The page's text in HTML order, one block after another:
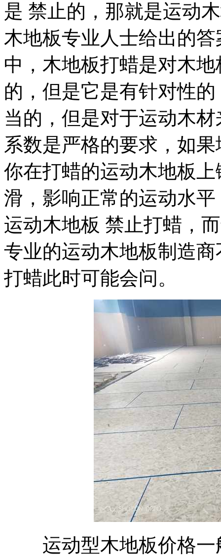
是 禁止的，那就是运动
木地板专业人士给出的
中，木地板打蜡是对木
的，但是它是有针对性
当的，但是对于运动木
系数是严格的要求，如
你在打蜡的运动木地板
滑，影响正常的运动水
运动木地板 禁止打蜡，
专业的运动木地板制造
打蜡此时可能会问。
运动型木地板价格一